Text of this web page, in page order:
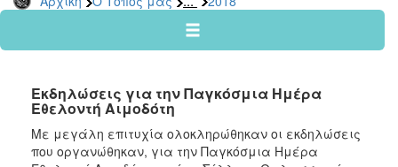
2024
2022
2021
2020
Εκδηλώσεις για την Παγκόσμια Ημέρα
Εθελοντή Αιμοδότη
Με μεγάλη επιτυχία ολοκληρώθηκαν οι εκδηλώσεις
που οργανώθηκαν, για την Παγκόσμια Ημέρα